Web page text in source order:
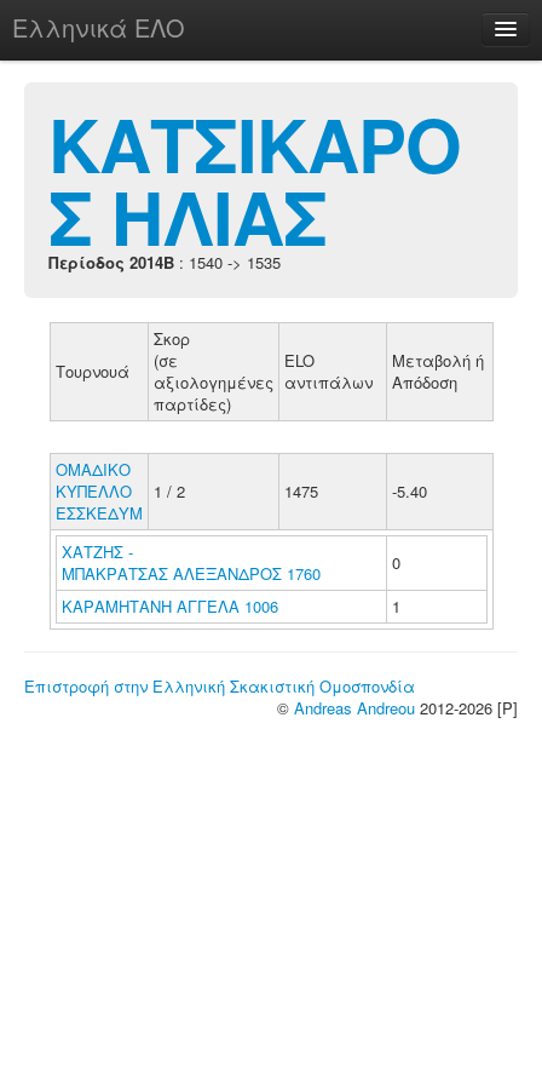
Ελληνικά ΕΛΟ
chesstu.be @ discord
Login
ΚΑΤΣΙΚΑΡΟ
Σ ΗΛΙΑΣ
Περίοδος 2014B : 1540 -> 1535
Τουρνουά
Σκορ
(σε
αξιολογημένες
παρτίδες)
ELO
αντιπάλων
Μεταβολή ή
Απόδοση
ΟΜΑΔΙΚΟ
ΚΥΠΕΛΛΟ
ΕΣΣΚΕΔΥΜ
1 / 2 1475 -5.40
ΧΑΤΖΗΣ -
ΜΠΑΚΡΑΤΣΑΣ ΑΛΕΞΑΝΔΡΟΣ 1760
0
ΚΑΡΑΜΗΤΑΝΗ ΑΓΓΕΛΑ 1006
1
Επιστροφή στην Ελληνική Σκακιστική Ομοσπονδία
© Andreas Andreou 2012-2026 [P]